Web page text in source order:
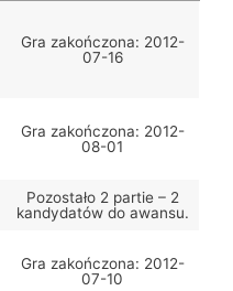
Gra zakończona: 2012-
07-16
Gra zakończona: 2012-
08-01
Pozostało 2 partie – 2
kandydatów do awansu.
Gra zakończona: 2012-
07-10